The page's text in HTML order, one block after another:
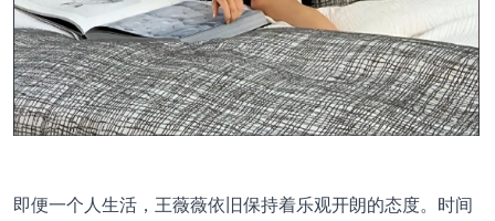
即便一个人生活，王薇薇依旧保持着乐观开朗的态度。时间